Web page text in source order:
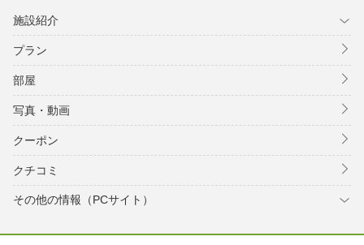
施設紹介
プラン
部屋
写真・動画
クーポン
クチコミ
その他の情報（PCサイト）